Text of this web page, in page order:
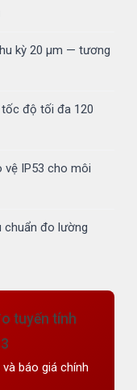
kỳ 20 µm — tương
tốc độ tối đa 120
vệ IP53 cho môi
chuẩn đo lường
tuyến tính
báo giá chính